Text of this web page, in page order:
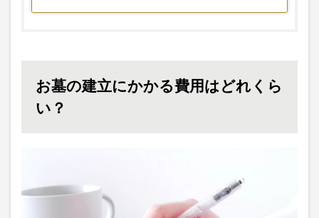
お墓の建立にかかる費用はどれくら
い？